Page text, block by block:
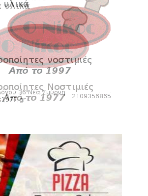
διάθεση των εισιτηρίων
διαρκείας του βόλεϊ...
August 04, 2026
HEADLINES
και επίσημα η Πάτερου
August 04, 2026
SLIDE
Εκπομπή: Έπεσε η αυλαία της
ΕΠΙΚΑΙΡΟΤΗΤΑ
η Πανιώνια Εκπομπή!
August 03, 2026